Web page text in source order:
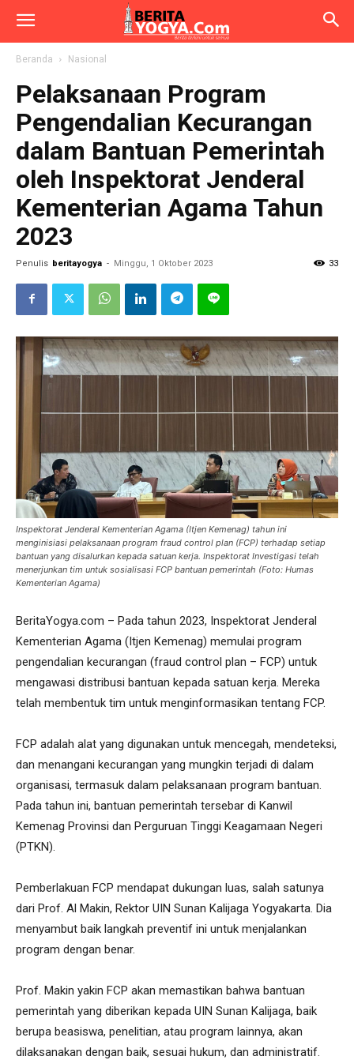
Beranda Nasional
Pelaksanaan Program
Pengendalian Kecurangan
dalam Bantuan Pemerintah
oleh Inspektorat Jenderal
Kementerian Agama Tahun
2023
Penulis beritayogya - Minggu, 1 Oktober 2023 33
Inspektorat Jenderal Kementerian Agama (Itjen Kemenag) tahun ini
menginisiasi pelaksanaan program fraud control plan (FCP) terhadap setiap
bantuan yang disalurkan kepada satuan kerja. Inspektorat Investigasi telah
menerjunkan tim untuk sosialisasi FCP bantuan pemerintah (Foto: Humas
Kementerian Agama)
BeritaYogya.com – Pada tahun 2023, Inspektorat Jenderal
Kementerian Agama (Itjen Kemenag) memulai program
pengendalian kecurangan (fraud control plan – FCP) untuk
mengawasi distribusi bantuan kepada satuan kerja. Mereka
telah membentuk tim untuk menginformasikan tentang FCP.
FCP adalah alat yang digunakan untuk mencegah, mendeteksi,
dan menangani kecurangan yang mungkin terjadi di dalam
organisasi, termasuk dalam pelaksanaan program bantuan.
Pada tahun ini, bantuan pemerintah tersebar di Kanwil
Kemenag Provinsi dan Perguruan Tinggi Keagamaan Negeri
(PTKN).
Pemberlakuan FCP mendapat dukungan luas, salah satunya
dari Prof. Al Makin, Rektor UIN Sunan Kalijaga Yogyakarta. Dia
menyambut baik langkah preventif ini untuk menjalankan
program dengan benar.
Prof. Makin yakin FCP akan memastikan bahwa bantuan
pemerintah yang diberikan kepada UIN Sunan Kalijaga, baik
berupa beasiswa, penelitian, atau program lainnya, akan
dilaksanakan dengan baik, sesuai hukum, dan administratif.